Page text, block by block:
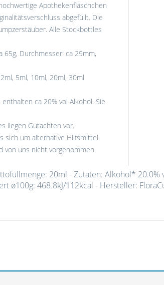
Apothekenfläschchen
abgefüllt. Die
Alle Stockbottles
65g, Durchmesser: ca 29mm,
5ml, 10ml, 20ml, 30ml
ca 20% vol Alkohol. Sie
liegen Gutachten vor.
sich um alternative Hilfsmittel.
von uns nicht vorgenommen.
20ml - Zutaten: Alkohol* 20.0%
ø100g: 468.8kJ/112kcal - Hersteller: